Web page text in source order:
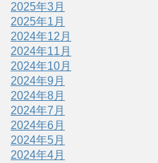
2025年3月
2025年1月
2024年12月
2024年11月
2024年10月
2024年9月
2024年8月
2024年7月
2024年6月
2024年5月
2024年4月